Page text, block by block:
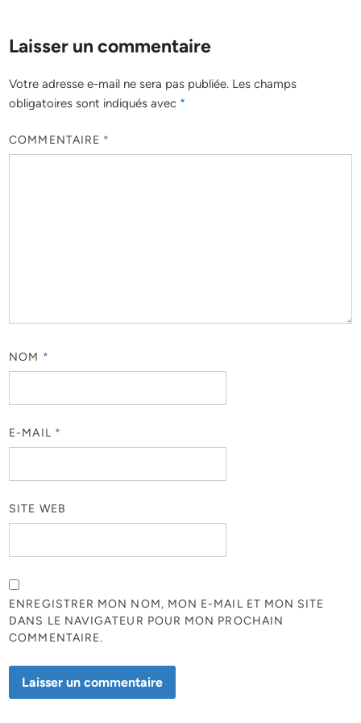
Laisser un commentaire
Votre adresse e-mail ne sera pas publiée. Les champs
obligatoires sont indiqués avec *
COMMENTAIRE *
NOM *
E-MAIL *
SITE WEB
ENREGISTRER MON NOM, MON E-MAIL ET MON SITE
DANS LE NAVIGATEUR POUR MON PROCHAIN
COMMENTAIRE.